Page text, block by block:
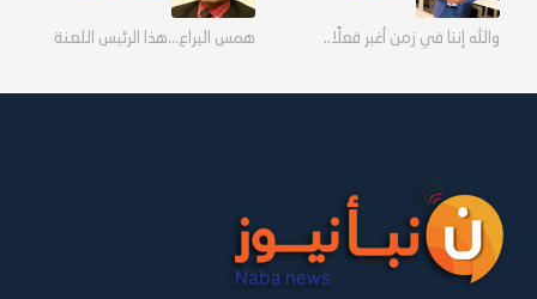
والله إننا في زمن أغبر فعلًا.. همس اليراع...هذا الرئيس اللعنة